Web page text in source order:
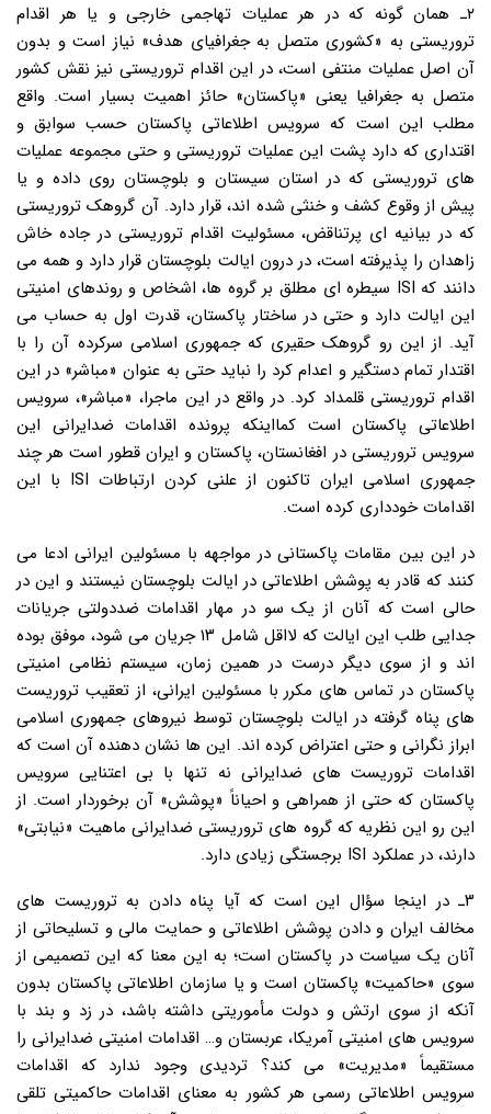
۲ـ همان گونه که در هر عملیات تهاجمی خارجی و یا هر اقدام
تروریستی به «کشوری متصل به جغرافیای هدف» نیاز است و بدون
آن اصل عملیات منتفی است، در این اقدام تروریستی نیز نقش کشور
متصل به جغرافیا یعنی «پاکستان» حائز اهمیت بسیار است. واقع
مطلب این است که سرویس اطلاعاتی پاکستان حسب سوابق و
اقتداری که دارد پشت این عملیات تروریستی و حتی مجموعه عملیات
های تروریستی که در استان سیستان و بلوچستان روی داده و یا
پیش از وقوع کشف و خنثی شده اند، قرار دارد. آن گروهک تروریستی
که در بیانیه ای پرتناقض، مسئولیت اقدام تروریستی در جاده خاش
زاهدان را پذیرفته است، در درون ایالت بلوچستان قرار دارد و همه می
دانند که ISI سیطره ای مطلق بر گروه ها، اشخاص و روندهای امنیتی
این ایالت دارد و حتی در ساختار پاکستان، قدرت اول به حساب می
آید. از این رو گروهک حقیری که جمهوری اسلامی سرکرده آن را با
اقتدار تمام دستگیر و اعدام کرد را نباید حتی به عنوان «مباشر» در این
اقدام تروریستی قلمداد کرد. در واقع در این ماجرا، «مباشر»، سرویس
اطلاعاتی پاکستان است کمااینکه پرونده اقدامات ضدایرانی این
سرویس تروریستی در افغانستان، پاکستان و ایران قطور است هر چند
جمهوری اسلامی ایران تاکنون از علنی کردن ارتباطات ISI با این
اقدامات خودداری کرده است.
در این بین مقامات پاکستانی در مواجهه با مسئولین ایرانی ادعا می
کنند که قادر به پوشش اطلاعاتی در ایالت بلوچستان نیستند و این در
حالی است که آنان از یک سو در مهار اقدامات ضددولتی جریانات
جدایی طلب این ایالت که لااقل شامل ۱۳ جریان می شود، موفق بوده
اند و از سوی دیگر درست در همین زمان، سیستم نظامی امنیتی
پاکستان در تماس های مکرر با مسئولین ایرانی، از تعقیب تروریست
های پناه گرفته در ایالت بلوچستان توسط نیروهای جمهوری اسلامی
ابراز نگرانی و حتی اعتراض کرده اند. این ها نشان دهنده آن است که
اقدامات تروریست های ضدایرانی نه تنها با بی اعتنایی سرویس
پاکستان که حتی از همراهی و احیاناً «پوشش» آن برخوردار است. از
این رو این نظریه که گروه های تروریستی ضدایرانی ماهیت «نیابتی»
دارند، در عملکرد ISI برجستگی زیادی دارد.
۳ـ در اینجا سؤال این است که آیا پناه دادن به تروریست های
مخالف ایران و دادن پوشش اطلاعاتی و حمایت مالی و تسلیحاتی از
آنان یک سیاست در پاکستان است؛ به این معنا که این تصمیمی از
سوی «حاکمیت» پاکستان است و یا سازمان اطلاعاتی پاکستان بدون
آنکه از سوی ارتش و دولت مأموریتی داشته باشد، در زد و بند با
سرویس های امنیتی آمریکا، عربستان و… اقدامات امنیتی ضدایرانی را
مستقیماً «مدیریت» می کند؟ تردیدی وجود ندارد که اقدامات
سرویس اطلاعاتی رسمی هر کشور به معنای اقدامات حاکمیتی تلقی